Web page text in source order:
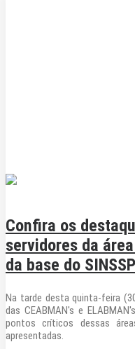
Confira os
servidores da
da base do SINSSP
Na tarde desta quinta-feira
das CEABMAN's e
pontos críticos dessas
apresentadas.